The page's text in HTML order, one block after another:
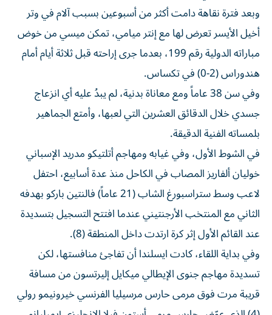
وبعد فترة نقاهة دامت أكثر من أسبوعين بسبب آلام في وتر
أخيل الأيسر تعرض لها مع إنتر ميامي، تمكن ميسي من خوض
مباراته الدولية رقم 199، بعدما جرى إراحته قبل ثلاثة أيام أمام
هندوراس (2-0) في تكساس.
وفي سن 38 عاماً ومع معاناة بدنية، لم يبدُ عليه أي انزعاج
جسدي خلال الدقائق العشرين التي لعبها، وأمتع الجماهير
بلمساته الفنية الدقيقة.
في الشوط الأول، وفي غيابه ومهاجم أتلتيكو مدريد الإسباني
خوليان ألفاريز المصاب في الكاحل منذ عدة أسابيع، احتفل
لاعب وسط ستراسبورغ الشاب (21 عاماً) فالنتين باركو بهدفه
الثاني مع المنتخب الأرجنتيني عندما افتتح التسجيل بتسديدة
عند القائم الأول إثر كرة ارتدت داخل المنطقة (8).
وفي بداية اللقاء، كادت ايسلندا أن تفاجئ منافستها، لكن
تسديدة مهاجم جنوى الإيطالي ميكايل إليرتسون من مسافة
قريبة مرت فوق مرمى حارس مرسيليا الفرنسي خيرونيمو رولي